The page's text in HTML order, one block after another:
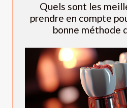
Quels sont les
prendre en compte
bonne méthode